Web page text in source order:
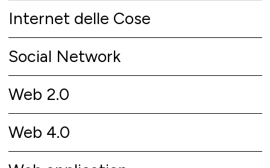
Internet delle Cose
Social Network
Web 2.0
Web 4.0